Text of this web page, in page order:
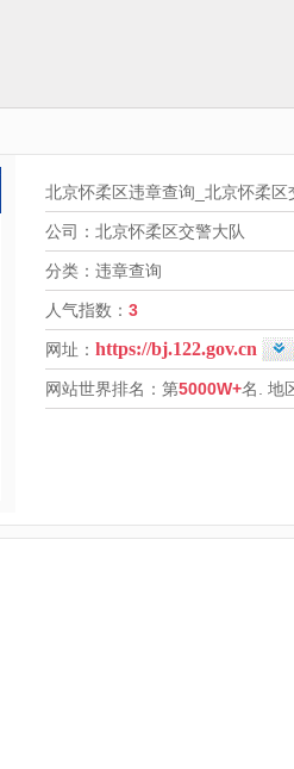
北京怀柔区违章查询_北京怀柔
公司：北京怀柔区交警大队
分类：违章查询
人气指数： 3
网址： https://bj.122.gov.cn
网站世界排名：第5000W+名. 地